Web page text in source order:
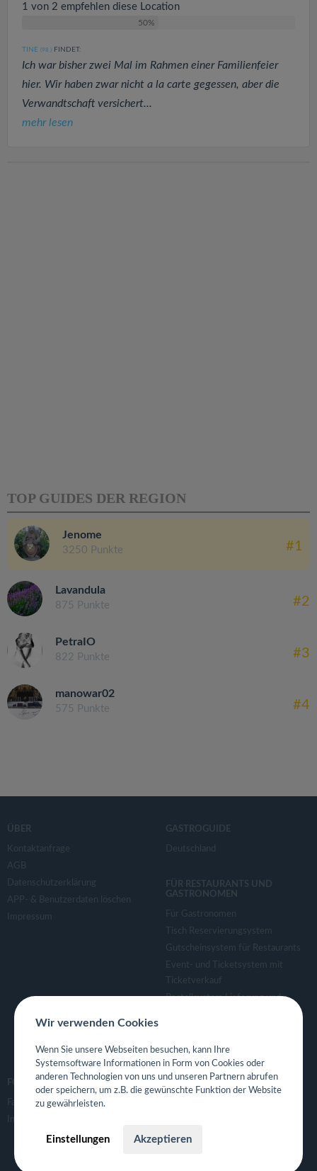
1 von 2 empfehlen diese Location
50%
TINE (98 ) FINDET:
Ich war bisher zwei Mal im Rahmen einer Familienfeier
hier. Wir haben zwar nicht a la carte gegessen, aber die
Verwandtschaft versichert...
mehr lesen
TOP GUIDES DER REGION
Jenome
3250 Punkte #1
Lavandula
875 Punkte #2
PetraIO
822 Punkte #3
manowar02
575 Punkte #4
ÜBER
Kontaktanfrage
AGB
Datenschutzerklärung
APP- & Benutzerdaten löschen
Impressum
GASTROGUIDE
Deutschland
FÜR RESTAURANTS UND
GASTRONOMEN
Für Gastronomen
Tisch Reservierungsystem
Gutscheinsystem für Restaurants
Event- und Ticketsystem mit
Ticketverkauf
Bestellsystem Lieferung und
Eigene App für Restaurant
FOLGE UNS
Facebook
Instagram
Wir verwenden Cookies
Wenn Sie unsere Webseiten besuchen, kann Ihre
Systemsoftware Informationen in Form von Cookies oder
anderen Technologien von uns und unseren Partnern abrufen
oder speichern, um z.B. die gewünschte Funktion der Website
zu gewährleisten.
Einstellungen Akzeptieren